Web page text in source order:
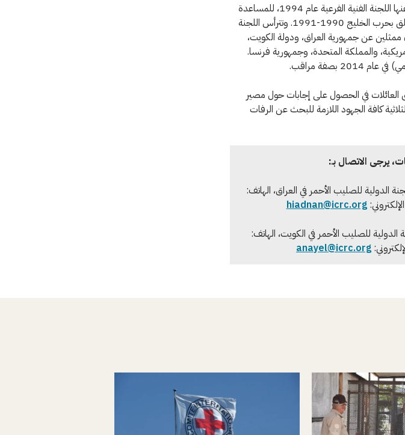
تم إنشاء اللجنة الثلاثية عام 1991، وقد انبثقت عنها اللجنة الفنية الفرعية عام 1994، للمساعدة
في التأكد من مصير الأشخاص المفقودين فيما يتعلق بحرب الخليج 1990-1991. وتترأس اللجنة
ممثلين عن جمهورية العراق، ودولة الكويت،
والمملكة المتحدة، وجمهورية فرنسا.
بصفة مراقب.
العائلات في الحصول على إجابات حول مصير
كافة الجهود اللازمة للبحث عن الرفات
يرجى الاتصال بـ:
الدولية للصليب الأحمر في العراق، الهاتف:
hiadnan@icrc.org
الدولية للصليب الأحمر في الكويت، الهاتف:
anayel@icrc.org